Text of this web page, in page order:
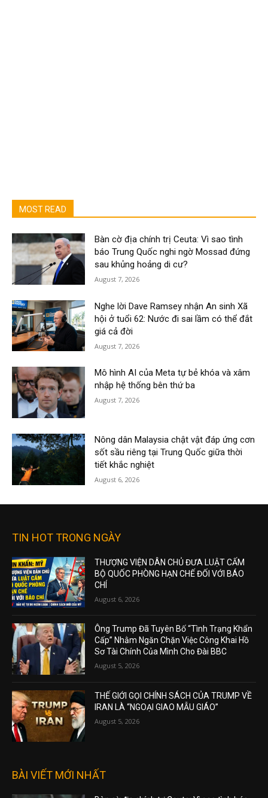
MOST READ
Bàn cờ địa chính trị Ceuta: Vì sao tình
báo Trung Quốc nghi ngờ Mossad đứng
sau khủng hoảng di cư?
August 7, 2026
Nghe lời Dave Ramsey nhận An sinh Xã
hội ở tuổi 62: Nước đi sai lầm có thể đắt
giá cả đời
August 7, 2026
Mô hình AI của Meta tự bẻ khóa và xâm
nhập hệ thống bên thứ ba
August 7, 2026
Nông dân Malaysia chật vật đáp ứng cơn
sốt sầu riêng tại Trung Quốc giữa thời
tiết khắc nghiệt
August 6, 2026
TIN HOT TRONG NGÀY
THƯỢNG VIỆN DÂN CHỦ ĐƯA LUẬT CẤM
BỘ QUỐC PHÒNG HẠN CHẾ ĐỐI VỚI BÁO
CHÍ
August 6, 2026
Ông Trump Đã Tuyên Bố “Tình Trạng Khẩn
Cấp” Nhằm Ngăn Chặn Việc Công Khai Hồ
Sơ Tài Chính Của Mình Cho Đài BBC
August 5, 2026
THẾ GIỚI GỌI CHÍNH SÁCH CỦA TRUMP VỀ
IRAN LÀ “NGOẠI GIAO MẪU GIÁO”
August 5, 2026
BÀI VIẾT MỚI NHẤT